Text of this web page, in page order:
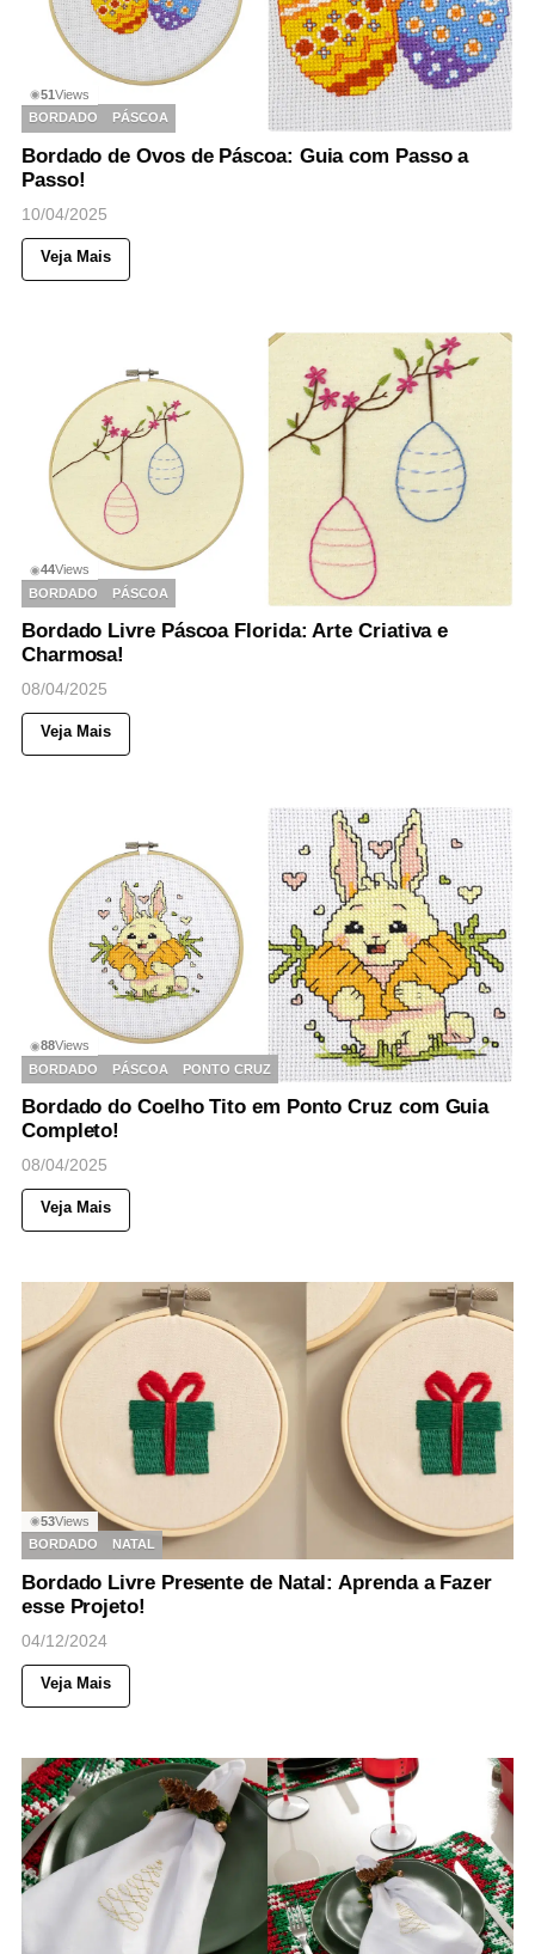
◉51Views
BORDADO
PÁSCOA
Bordado de Ovos de Páscoa: Guia com Passo a
Passo!
10/04/2025
Veja Mais
◉44Views
BORDADO
PÁSCOA
Bordado Livre Páscoa Florida: Arte Criativa e
Charmosa!
08/04/2025
Veja Mais
◉88Views
BORDADO
PÁSCOA PONTO CRUZ
Bordado do Coelho Tito em Ponto Cruz com Guia
Completo!
08/04/2025
Veja Mais
◉53Views
BORDADO
NATAL
Bordado Livre Presente de Natal: Aprenda a Fazer
esse Projeto!
04/12/2024
Veja Mais